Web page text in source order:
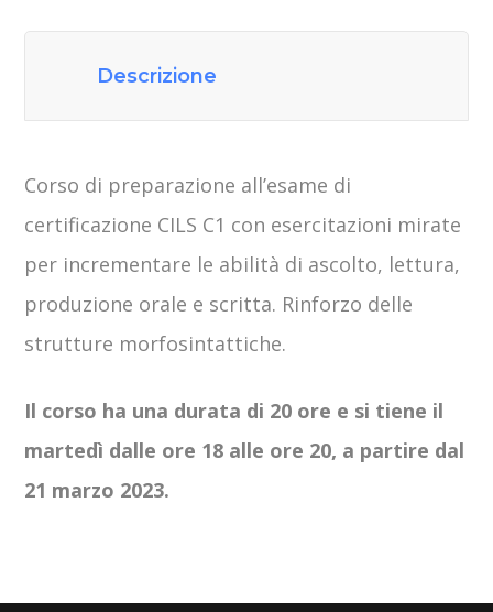
Descrizione
Corso di preparazione all’esame di
certificazione CILS C1 con esercitazioni mirate
per incrementare le abilità di ascolto, lettura,
produzione orale e scritta. Rinforzo delle
strutture morfosintattiche.
Il corso ha una durata di 20 ore e si tiene il
martedì dalle ore 18 alle ore 20, a partire dal
21 marzo 2023.